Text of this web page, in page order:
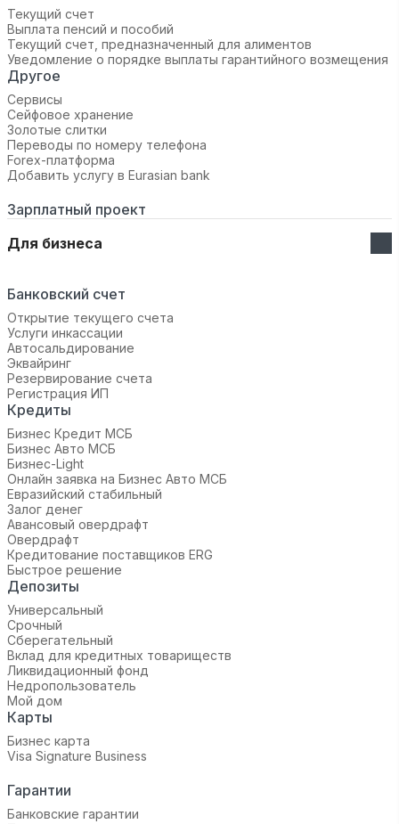
Текущий счет
Выплата пенсий и пособий
Текущий счет, предназначенный для алиментов
Уведомление о порядке выплаты гарантийного возмещения
Другое
Сервисы
Сейфовое хранение
Золотые слитки
Переводы по номеру телефона
Forex-платформа
Добавить услугу в Eurasian bank
Зарплатный проект
Для бизнеса
Банковский счет
Открытие текущего счета
Услуги инкассации
Автосальдирование
Эквайринг
Резервирование счета
Регистрация ИП
Кредиты
Бизнес Кредит МСБ
Бизнес Авто МСБ
Бизнес-Light
Онлайн заявка на Бизнес Авто МСБ
Евразийский стабильный
Залог денег
Авансовый овердрафт
Овердрафт
Кредитование поставщиков ERG
Быстрое решение
Депозиты
Универсальный
Срочный
Сберегательный
Вклад для кредитных товариществ
Ликвидационный фонд
Недропользователь
Мой дом
Карты
Бизнес карта
Visa Signature Business
Гарантии
Банковские гарантии